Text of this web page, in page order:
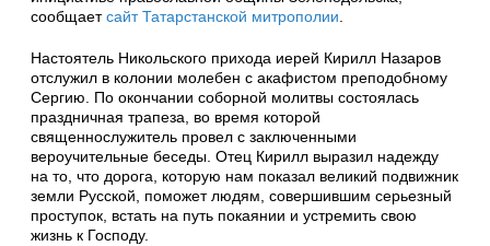
сообщаетсайт Татарстанской митрополии
Настоятель Никольского прихода иерей Кирилл Назаров
отслужил в колонии молебен с акафистом преподобному
Сергию. По окончании соборной молитвы состоялась
праздничная трапеза, во время которой
священнослужитель провел с заключенными
вероучительные беседы. Отец Кирилл выразил надежду
на то, что дорога, которую нам показал великий подвижник
земли Русской, поможет людям, совершившим серьезный
проступок, встать на путь покаянии и устремить свою
жизнь к Господу.